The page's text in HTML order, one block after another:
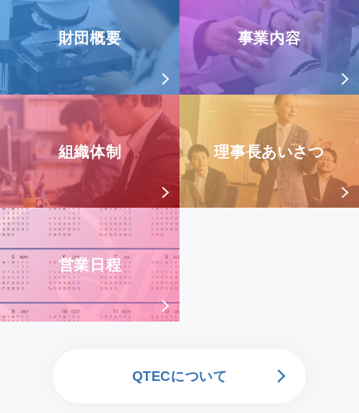
財団概要 事業内容
組織体制 理事長あいさつ
営業日程
QTECについて